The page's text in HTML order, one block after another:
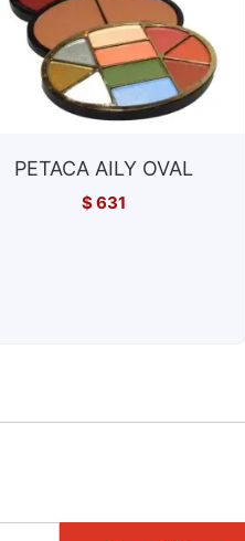
PETACA AILY OVAL
$631